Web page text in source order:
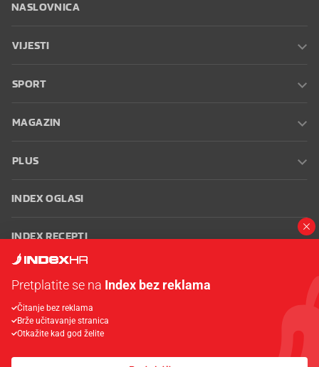
NASLOVNICA
VIJESTI
SPORT
MAGAZIN
PLUS
INDEX OGLASI
INDEX RECEPTI
Oglašavanje Zaposli se na Indexu
korištenja
Postavke kolačića
Pretplatite se na Index bez reklama
Čitanje bez reklama
Brže učitavanje stranica
Otkažite kad god želite